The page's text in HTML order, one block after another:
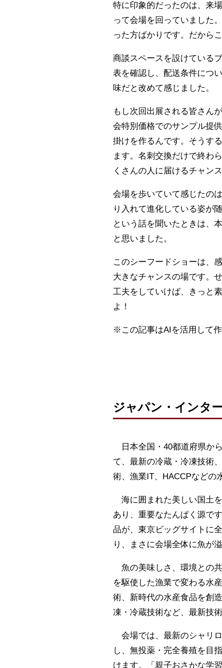
特に印象的だったのは、来
って会場を回っていました
った方ばかりです。だから
商談スペースを設けている
表を確認し、配送条件につ
味だと改めて感じました。
もし次回出展される皆さん
会特別価格でのサンプル提
掛けを作るんです。そうす
ます。名刺交換だけで終わ
くさんの人に届けるチャン
会場を歩いていて感じたの
り入れて進化している姿が
という話を聞いたときは、
と思いました。
このシーフードショーは、
大きなチャンスの場です。
工夫をしていけば、きっと
よ！
※この記事はAIを活用して
ジャパン・インタ
日本全国・40都道府県か
て、最新の冷蔵・冷凍技術
術、漁業IT、HACCPなどの
海に囲まれた美しい国土
あり、重要なたんぱく源で
品が、東京ビッグサイトに
り、まさに会場全体に魚が
魚の美味しさ、環境との
を駆使した漁業で変わる水
術、新時代の水産食品を創
凍・冷蔵技術など、最新技
会場では、最新のシャリ
し、無投薬・完全養殖を目
けます。「親子おさかな学